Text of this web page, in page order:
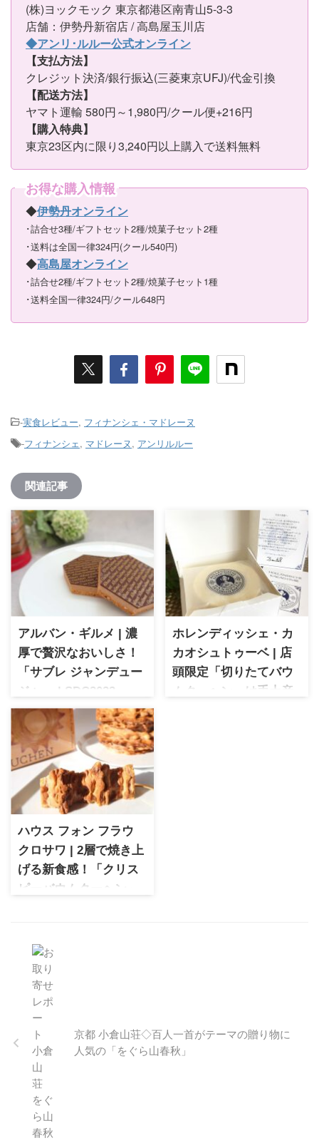
(株)ヨックモック 東京都港区南青山5-3-3
店舗：伊勢丹新宿店 / 高島屋玉川店
◆アンリ･ルルー公式オンライン
【支払方法】
クレジット決済/銀行振込(三菱東京UFJ)/代金引換
【配送方法】
ヤマト運輸 580円～1,980円/クール便+216円
【購入特典】
東京23区内に限り3,240円以上購入で送料無料
お得な購入情報
◆伊勢丹オンライン
･詰合せ3種/ギフトセット2種/焼菓子セット2種
･送料は全国一律324円(クール540円)
◆高島屋オンライン
･詰合せ2種/ギフトセット2種/焼菓子セット1種
･送料全国一律324円/クール648円
-実食レビュー, フィナンシェ・マドレーヌ
-フィナンシェ, マドレーヌ, アンリルルー
関連記事
アルバン・ギルメ | 濃
厚で贅沢なおいしさ！
「サブレ ジャンデュー
ジャ」 | SDC2023
アルバン・ギルメ フランス・
ノルマンディ地方発の人気シ
ョコラブランド。こだわりの
素材と伝統製法で作られた濃
厚な味わいが特徴です。サロ
ン・デュ・ショコラでも話題
の商品を詳しく紹介します。
ホレンディッシェ・カ
カオシュトゥーベ | 店
頭限定「切りたてバウ
ムクーヘン」は手土産
ハウス フォン フラウ
クロサワ | 2層で焼き上
げる新食感！「クリス
ピーバウムクーヘン」
北海道素材の美味しさが魅
力！贈り物にもおすすめで
す。
京都 小倉山荘◇百人一首がテーマの贈り物に
人気の「をぐら山春秋」